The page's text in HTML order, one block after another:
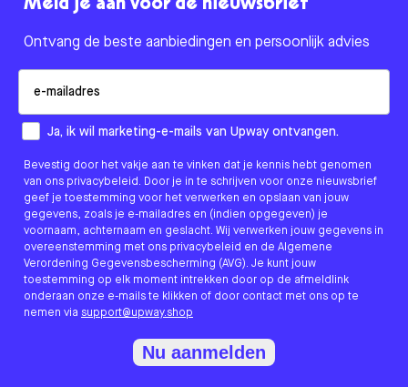
Meld je aan voor de nieuwsbrief
Ontvang de beste aanbiedingen en persoonlijk advies
How would you like to hear from us?
Ja, ik wil marketing-e-mails van Upway ontvangen.
Bevestig door het vakje aan te vinken dat je kennis hebt genomen
van ons privacybeleid. Door je in te schrijven voor onze nieuwsbrief
geef je toestemming voor het verwerken en opslaan van jouw
gegevens, zoals je e-mailadres en (indien opgegeven) je
voornaam, achternaam en geslacht. Wij verwerken jouw gegevens in
overeenstemming met ons privacybeleid en de Algemene
Verordening Gegevensbescherming (AVG). Je kunt jouw
toestemming op elk moment intrekken door op de afmeldlink
onderaan onze e-mails te klikken of door contact met ons op te
nemen via support@upway.shop
Nu aanmelden